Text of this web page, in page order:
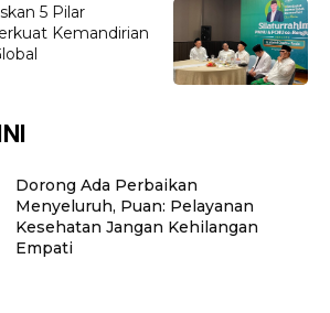
5 Pilar
Kemandirian
Dorong Ada Perbaikan
Menyeluruh, Puan: Pelayanan
Kesehatan Jangan Kehilangan
Empati